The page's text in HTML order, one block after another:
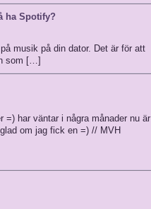
ha Spotify?
musik på din dator. Det är för att
som […]
har väntar i några månader nu är
om jag fick en =) // MVH